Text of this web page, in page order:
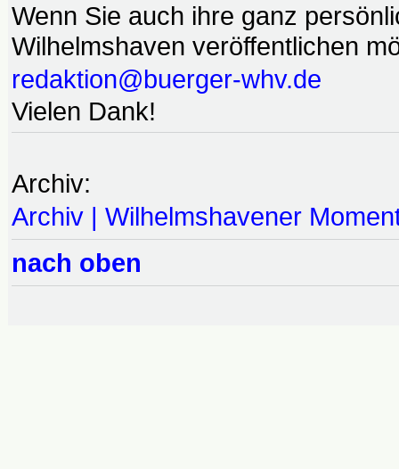
Wenn Sie auch ihre ganz
Wilhelmshaven veröffentlichen
redaktion@buerger-whv.de
Vielen Dank!
Archiv:
Archiv | Wilhelmshavener
nach oben